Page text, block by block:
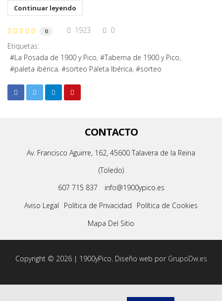
Continuar leyendo
0 1923
0
Etiquetas:
La Posada de 1900 y Pico
Taberna de 1900 y Pico
paleta ibérica
sorteo Paleta Ibérica sorteo
CONTACTO
Av. Francisco Aguirre, 162, 45600 Talavera de la Reina
(Toledo)
607 715 837
info@1900ypico.es
Aviso Legal
Política de Privacidad
Política de Cookies
Mapa Del Sitio
Copyright © 2026 | 1900yPico. Diseño web por GrupoDw.es